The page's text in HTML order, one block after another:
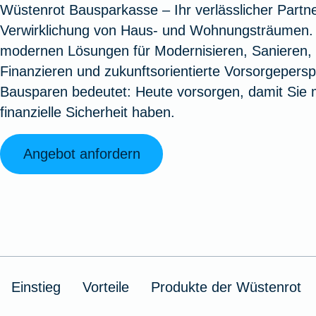
Oldtimerversicherung
Fahrradversicherung
Zur Produktübersicht
Haus- und
Jagd-
Jäger-
Augenzusatzversicherung
Pflegemonatsgeld
Zur Produktübersicht
Zur
Zur
Vermögensschadenversicherung
Kunstversicherung
Zur Serviceübersicht
Wüstenrot Bausparkasse – Ihr verlässlicher
Verwirklichung von Haus- und
modernen Lösungen für Modernisieren, Sanieren,
Finanzieren und zukunftsorientierte
Bausparen bedeutet: Heute vorsorgen, damit Sie
finanzielle Sicherheit haben.
Angebot anfordern
Einstieg Vorteile Produkte der Wüstenrot